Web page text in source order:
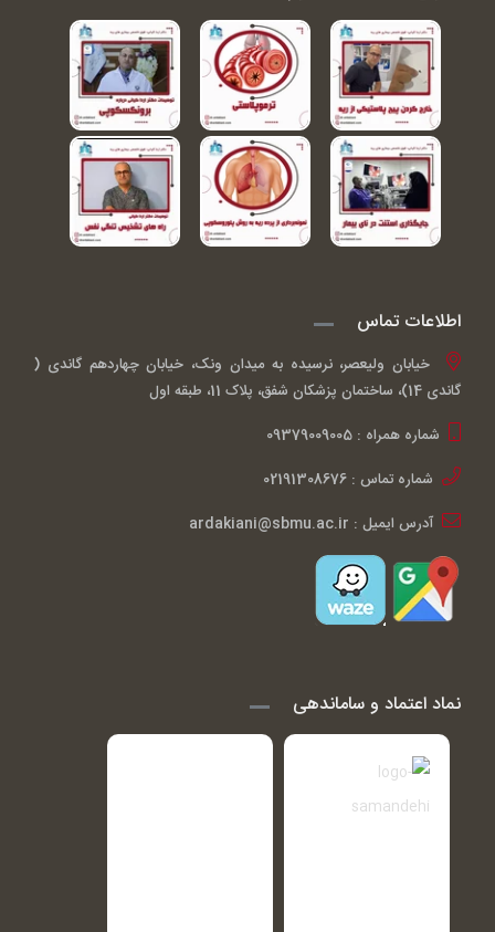
اطلاعات تماس
خیابان ولیعصر، نرسیده به میدان ونک، خیابان چهاردهم گاندی (
گاندی 14)، ساختمان پزشکان شفق، پلاک 11، طبقه اول
شماره همراه : 09379009005
شماره تماس : 02191308676
آدرس ایمیل : ardakiani@sbmu.ac.ir
نماد اعتماد و ساماندهی